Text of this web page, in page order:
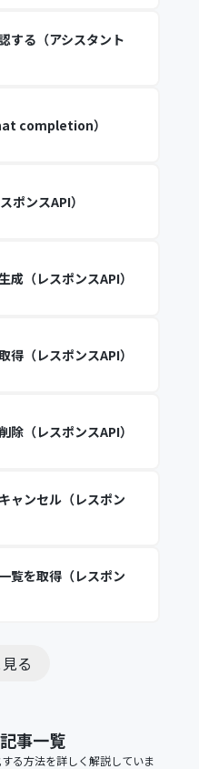
する（アシスタント
completion）
ポンスAPI）
成（レスポンスAPI）
得（レスポンスAPI）
除（レスポンスAPI）
ャンセル（レスポン
覧を取得（レスポン
る
事一覧
る方法を詳しく解説していま